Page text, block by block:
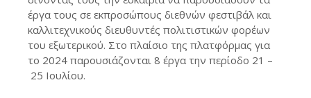
έργα τους σε εκπροσώπους διεθνών φεστιβάλ και
καλλιτεχνικούς διευθυντές πολιτιστικών φορέων
του εξωτερικού. Στο πλαίσιο της πλατφόρμας για
το 2024 παρουσιάζονται 8 έργα την περίοδο 21 –
25 Ιουλίου.